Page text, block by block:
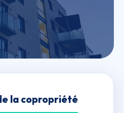
-
la copropriété